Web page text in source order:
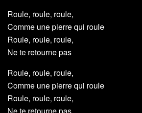
Roule, roule, roule,
Comme une pierre qui roule
Roule, roule, roule,
Ne te retourne pas
Roule, roule, roule,
Comme une pierre qui roule
Roule, roule, roule,